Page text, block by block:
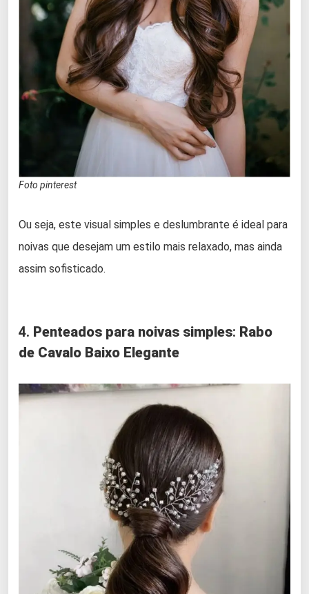
Foto pinterest
Ou seja, este visual simples e deslumbrante é ideal para
noivas que desejam um estilo mais relaxado, mas ainda
assim sofisticado.
4. Penteados para noivas simples: Rabo
de Cavalo Baixo Elegante